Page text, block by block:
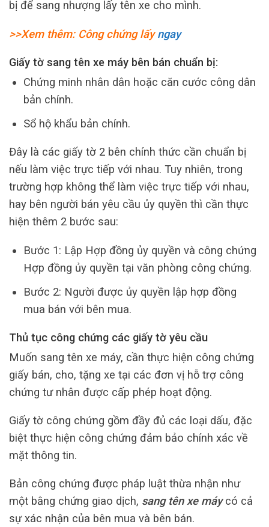
bị để sang nhượng lấy tên xe cho mình.
>>Xem thêm: Công chứng lấy ngay
Giấy tờ sang tên xe máy bên bán chuẩn bị:
Chứng minh nhân dân hoặc căn cước công dân
bản chính.
Sổ hộ khẩu bản chính.
Đây là các giấy tờ 2 bên chính thức cần chuẩn bị
nếu làm việc trực tiếp với nhau. Tuy nhiên, trong
trường hợp không thể làm việc trực tiếp với nhau,
hay bên người bán yêu cầu ủy quyền thì cần thực
hiện thêm 2 bước sau:
Bước 1: Lập Hợp đồng ủy quyền và công chứng
Hợp đồng ủy quyền tại văn phòng công chứng.
Bước 2: Người được ủy quyền lập hợp đồng
mua bán với bên mua.
Thủ tục công chứng các giấy tờ yêu cầu
Muốn sang tên xe máy, cần thực hiện công chứng
giấy bán, cho, tặng xe tại các đơn vị hỗ trợ công
chứng tư nhân được cấp phép hoạt động.
Giấy tờ công chứng gồm đầy đủ các loại dấu, đặc
biệt thực hiện công chứng đảm bảo chính xác về
mặt thông tin.
Bản công chứng được pháp luật thừa nhận như
một bằng chứng giao dịch, sang tên xe máycó cả
sự xác nhận của bên mua và bên bán.